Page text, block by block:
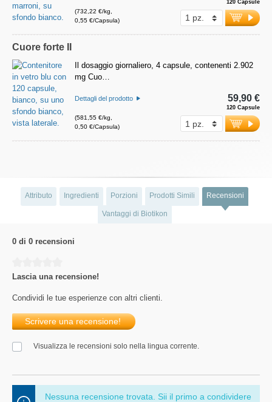
(732,22 €/kg,
0,55 €/Capsula)
120 Capsule
Cuore forte II
Il dosaggio giornaliero, 4 capsule, contenenti 2.902
mg Cuo…
Dettagli del prodotto
(581,55 €/kg,
0,50 €/Capsula)
120 Capsule
59,90 €
Attributo Ingredienti Porzioni Prodotti Simili Recensioni
Vantaggi di Biotikon
0 di 0 recensioni
Lascia una recensione!
Condividi le tue esperienze con altri clienti.
Scrivere una recensione!
Visualizza le recensioni solo nella lingua corrente.
Nessuna recensione trovata. Sii il primo a condividere